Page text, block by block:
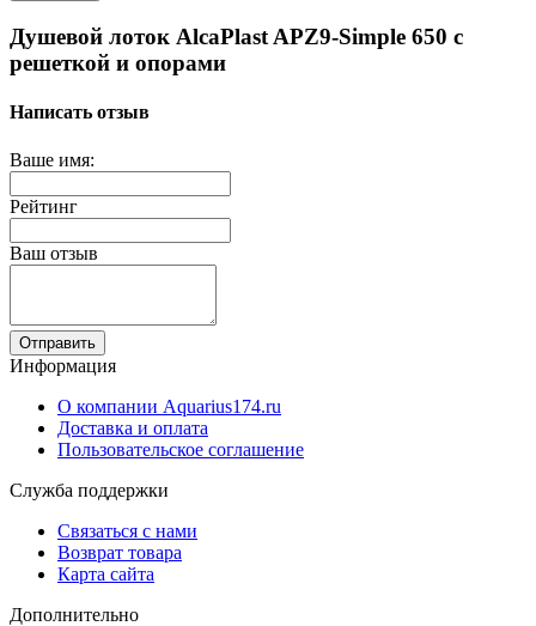
Душевой лоток AlcaPlast APZ9-Simple 650 с
решеткой и опорами
Написать отзыв
Ваше имя:
Рейтинг
Ваш отзыв
Отправить
Информация
О компании Aquarius174.ru
Доставка и оплата
Пользовательское соглашение
Служба поддержки
Связаться с нами
Возврат товара
Карта сайта
Дополнительно